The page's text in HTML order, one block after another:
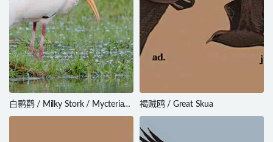
白鹮鹳 / Milky Stork / Mycteria
cinerea
褐贼鸥 / Great Skua